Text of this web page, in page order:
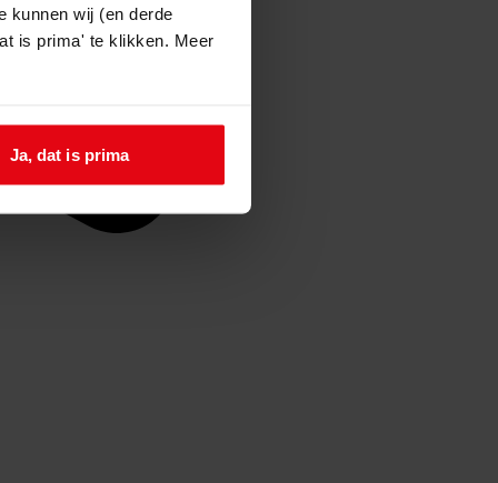
kunnen wij (en derde
is prima' te klikken. Meer
Ja, dat is prima